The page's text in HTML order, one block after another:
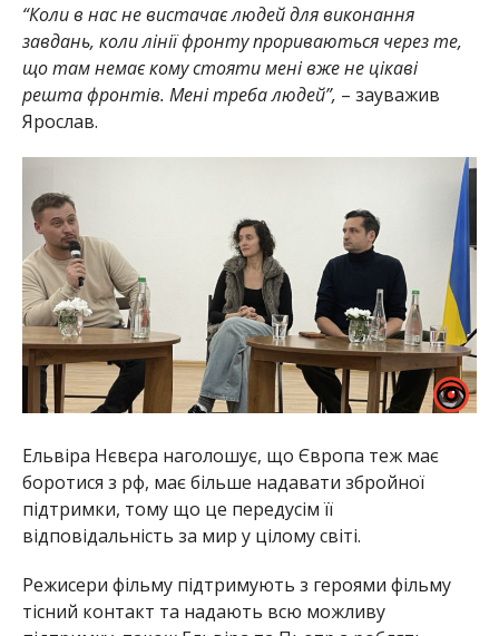
“Коли в нас не вистачає людей для виконання
завдань, коли лінії фронту прориваються через те,
що там немає кому стояти мені вже не цікаві
решта фронтів. Мені треба людей”, – зауважив
Ярослав.
Ельвіра Нєвєра наголошує, що Європа теж має
боротися з рф, має більше надавати збройної
підтримки, тому що це передусім її
відповідальність за мир у цілому світі.
Режисери фільму підтримують з героями фільму
тісний контакт та надають всю можливу